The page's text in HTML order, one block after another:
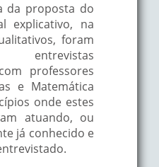
da proposta do
explicativo, na
foram
entrevistas
professores
e Matemática
onde estes
atuando, ou
já conhecido e